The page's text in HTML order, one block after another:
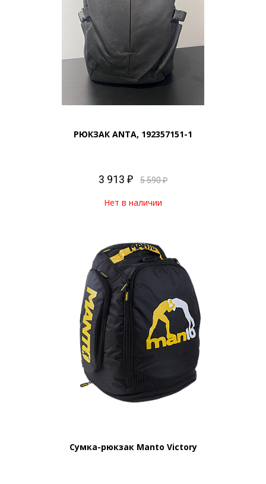
РЮКЗАК ANTA, 192357151-1
3 913 ₽ 5 590 ₽
Нет в наличии
Сумка-рюкзак Manto Victory